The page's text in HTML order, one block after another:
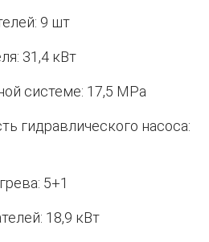
9 шт
31,4 кВт
системе: 17,5 MPa
гидравлического насоса:
5+1
18,9 кВт